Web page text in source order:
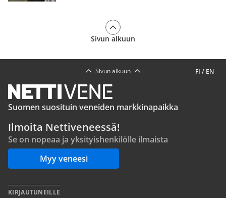
Sivun alkuun
FI / EN
Sivun alkuun
Suomen suosituin veneiden markkinapaikka
Ilmoita Nettiveneessä!
Se on nopeaa ja yksityishenkilölle ilmaista
Myy veneesi
KIRJAUTUNEILLE